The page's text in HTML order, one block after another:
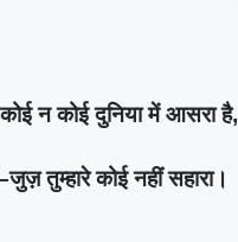
न कोई दुनिया में आसरा है,
तुम्हारे कोई नहीं सहारा।